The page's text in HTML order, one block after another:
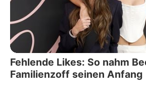
Fehlende Likes: So nahm
Familienzoff seinen Anfang